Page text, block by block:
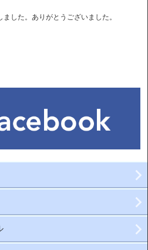
した。ありがとうございました。